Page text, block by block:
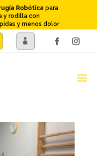
Robótica para
y rodilla con
y menos dolor